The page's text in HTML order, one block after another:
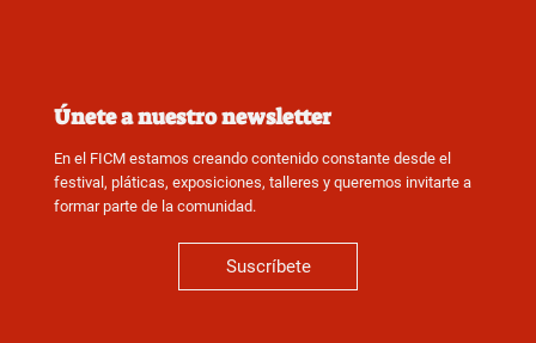
Únete a nuestro newsletter
En el FICM estamos creando contenido constante desde el
festival, pláticas, exposiciones, talleres y queremos invitarte a
formar parte de la comunidad.
Suscríbete